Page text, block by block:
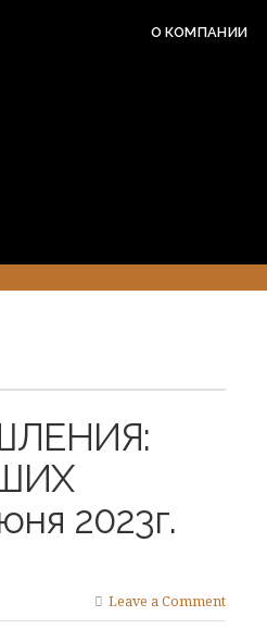
О КОМПАНИИ
2023г.
Leave a Comment